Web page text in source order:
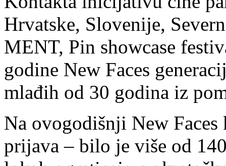
Hrvatske, Slovenije,
MENT, Pin showcase
godine New Faces
mlađih od 30 godina iz
Na ovogodišnji New
prijava – bilo je više od